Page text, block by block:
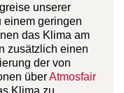
unserer
einem geringen
das Klima am
zusätzlich einen
der von
überAtmosfair
Klima zu